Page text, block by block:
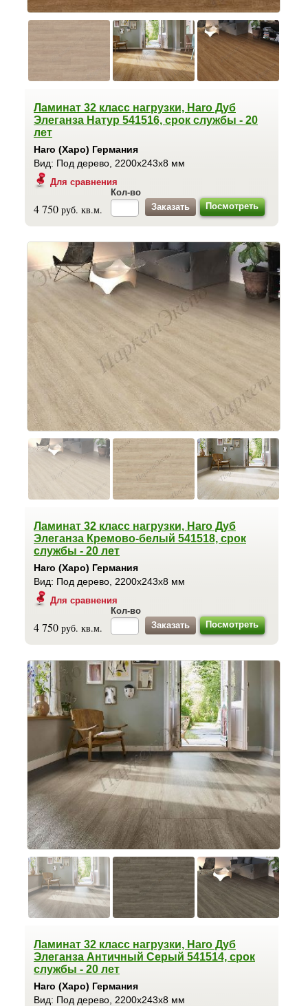
Ламинат 32 класс нагрузки, Haro Дуб
Элеганза Натур 541516, срок службы - 20
лет
Haro (Харо) Германия
Вид: Под дерево, 2200x243x8 мм
Для сравнения
4 750 руб. кв.м.
Кол-во
Посмотреть
Ламинат 32 класс нагрузки, Haro Дуб
Элеганза Кремово-белый 541518, срок
службы - 20 лет
Haro (Харо) Германия
Вид: Под дерево, 2200x243x8 мм
Для сравнения
4 750 руб. кв.м.
Кол-во
Посмотреть
Ламинат 32 класс нагрузки, Haro Дуб
Элеганза Античный Серый 541514, срок
службы - 20 лет
Haro (Харо) Германия
Вид: Под дерево, 2200x243x8 мм